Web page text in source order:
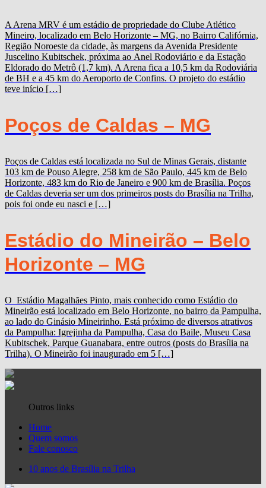
A Arena MRV é um estádio de propriedade do Clube Atlético
Mineiro, localizado em Belo Horizonte – MG, no Bairro Califórnia,
Região Noroeste da cidade, às margens da Avenida Presidente
Juscelino Kubitschek, próxima ao Anel Rodoviário e da Estação
Eldorado do Metrô (1,7 km). A Arena fica a 10,5 km da Rodoviária
de BH e a 45 km do Aeroporto de Confins. O projeto do estádio
teve início […]
Poços de Caldas – MG
Poços de Caldas está localizada no Sul de Minas Gerais, distante
103 km de Pouso Alegre, 258 km de São Paulo, 445 km de Belo
Horizonte, 483 km do Rio de Janeiro e 900 km de Brasília. Poços
de Caldas deveria ser um dos primeiros posts do Brasília na Trilha,
pois foi onde eu nasci e […]
Estádio do Mineirão – Belo
Horizonte – MG
O Estádio Magalhães Pinto, mais conhecido como Estádio do
Mineirão está localizado em Belo Horizonte, no bairro da Pampulha,
ao lado do Ginásio Mineirinho. Está próximo de diversos atrativos
da Pampulha: Igrejinha da Pampulha, Casa do Baile, Museu Casa
Kubitschek, Parque Guanabara, entre outros (posts do Brasília na
Trilha). O Mineirão foi inaugurado em 5 […]
Outros links
Home
Quem somos
Fale conosco
10 anos de Brasília na Trilha